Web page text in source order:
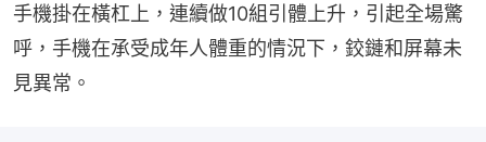
手機掛在橫杠上，連續做10組引體上升，引起全場驚
呼，手機在承受成年人體重的情況下，鉸鏈和屏幕未
見異常。